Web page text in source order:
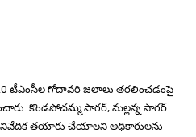
టీఎంసీల గోదావరి జలాలు తరలించడంపై
కొండపోచమ్మ సాగర్‌, మల్లన్న సాగర్‌
నివేదిక తయారు చేయాలని అధికారులను